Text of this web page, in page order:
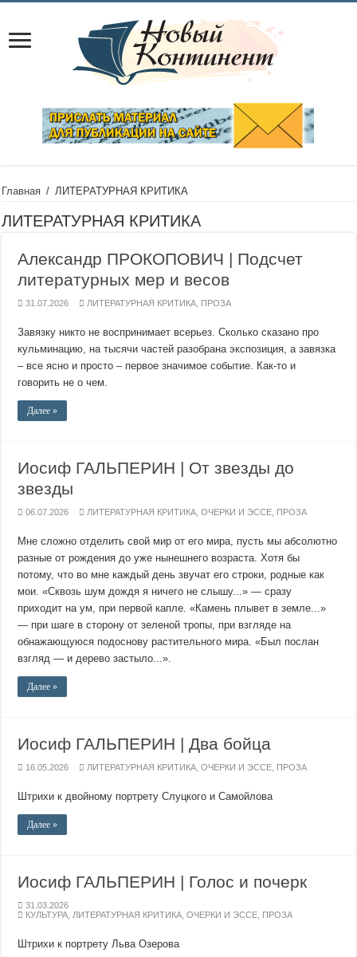
Главная / ЛИТЕРАТУРНАЯ КРИТИКА
ЛИТЕРАТУРНАЯ КРИТИКА
Александр ПРОКОПОВИЧ | Подсчет
литературных мер и весов
31.07.2026 ЛИТЕРАТУРНАЯ КРИТИКА ПРОЗА
Завязку никто не воспринимает всерьез. Сколько сказано про
кульминацию, на тысячи частей разобрана экспозиция, а завязка
– все ясно и просто – первое значимое событие. Как-то и
говорить не о чем.
Далее »
Иосиф ГАЛЬПЕРИН | От звезды до
звезды
06.07.2026 ЛИТЕРАТУРНАЯ КРИТИКА ,ОЧЕРКИ И ЭССЕ ПРОЗА
Мне сложно отделить свой мир от его мира, пусть мы абсолютно
разные от рождения до уже нынешнего возраста. Хотя бы
потому, что во мне каждый день звучат его строки, родные как
мои. «Сквозь шум дождя я ничего не слышу...» — сразу
приходит на ум, при первой капле. «Камень плывет в земле...»
— при шаге в сторону от зеленой тропы, при взгляде на
обнажающуюся подоснову растительного мира. «Был послан
взгляд — и дерево застыло...».
Далее »
Иосиф ГАЛЬПЕРИН | Два бойца
16.05.2026 ЛИТЕРАТУРНАЯ КРИТИКА ,ОЧЕРКИ И ЭССЕ ПРОЗА
Штрихи к двойному портрету Слуцкого и Самойлова
Далее »
Иосиф ГАЛЬПЕРИН | Голос и почерк
31.03.2026
КУЛЬТУРА ЛИТЕРАТУРНАЯ КРИТИКА ,ОЧЕРКИ И ЭССЕ ПРОЗА
Штрихи к портрету Льва Озерова